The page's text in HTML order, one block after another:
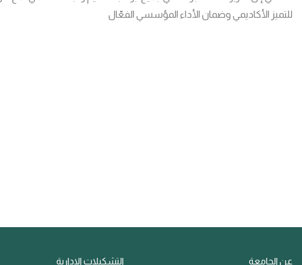
للتميز الأكاديمي وضمان الأداء المؤسسي الفعّال
عن الجامعة التشكيلات الادارية